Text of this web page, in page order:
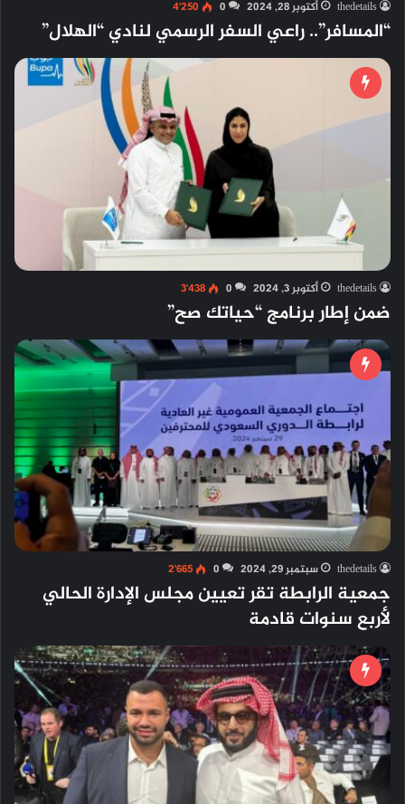
thedetails أكتوبر 28, 2024 0 4٬250
“المسافر”.. راعي السفر الرسمي لنادي “الهلال”
thedetails أكتوبر 3, 2024 0 3٬438
ضمن إطار برنامج “حياتك صح”
thedetails سبتمبر 29, 2024 0 2٬665
جمعية الرابطة تقر تعيين مجلس الإدارة الحالي
لأربع سنوات قادمة